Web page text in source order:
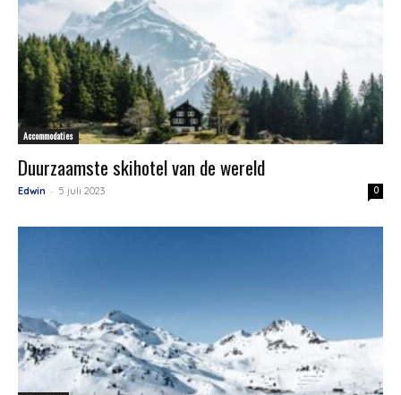
Accommodaties
Duurzaamste skihotel van de wereld
Edwin - 5 juli 2023 0